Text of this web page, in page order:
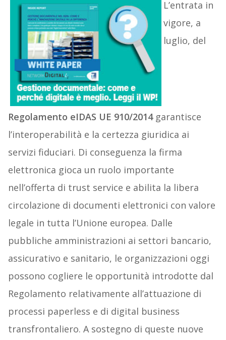
L’entrata in
vigore, a
luglio, del
Regolamento eIDAS UE 910/2014garantisce
l’interoperabilità e la certezza giuridica ai
servizi fiduciari. Di conseguenza la firma
elettronica gioca un ruolo importante
nell’offerta di trust service e abilita la libera
circolazione di documenti elettronici con valore
legale in tutta l’Unione europea. Dalle
pubbliche amministrazioni ai settori bancario,
assicurativo e sanitario, le organizzazioni oggi
possono cogliere le opportunità introdotte dal
Regolamento relativamente all’attuazione di
processi paperless e di digital business
transfrontaliero. A sostegno di queste nuove